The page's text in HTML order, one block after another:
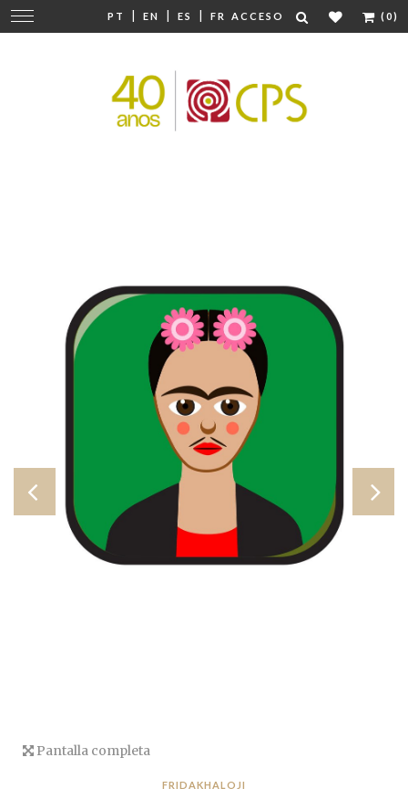
PT | EN | ES | FR ACCESO (0)
Cambiar
navegación
Pantalla completa
FRIDAKHALOJI